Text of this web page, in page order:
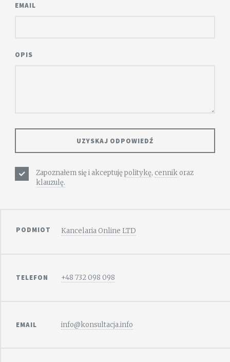
EMAIL
OPIS
Zapoznałem się i akceptujępolitykę, cennik oraz
klauzulę.
PODMIOT Kancelaria Online LTD
TELEFON +48 732 098 098
EMAIL info@konsultacja.info